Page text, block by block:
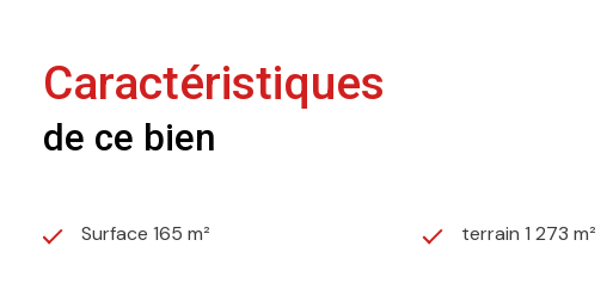
Caractéristiques
de ce bien
Surface 165 m² terrain 1 273 m²